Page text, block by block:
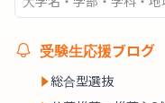
受験生応援ブログ
総合型選抜